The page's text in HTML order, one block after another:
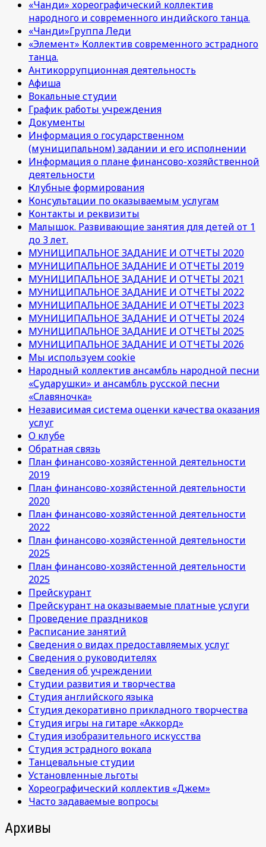
«Чанди» хореографический коллектив
народного и современного индийского танца.
«Чанди»Группа Леди
«Элемент» Коллектив современного эстрадного
танца.
Антикоррупционная деятельность
Афиша
Вокальные студии
График работы учреждения
Документы
Информация о государственном
(муниципальном) задании и его исполнении
Информация о плане финансово-хозяйственной
деятельности
Клубные формирования
Консультации по оказываемым услугам
Контакты и реквизиты
Малышок. Развивающие занятия для детей от 1
до 3 лет.
МУНИЦИПАЛЬНОЕ ЗАДАНИЕ И ОТЧЕТЫ 2020
МУНИЦИПАЛЬНОЕ ЗАДАНИЕ И ОТЧЕТЫ 2019
МУНИЦИПАЛЬНОЕ ЗАДАНИЕ И ОТЧЕТЫ 2021
МУНИЦИПАЛЬНОЕ ЗАДАНИЕ И ОТЧЕТЫ 2022
МУНИЦИПАЛЬНОЕ ЗАДАНИЕ И ОТЧЕТЫ 2023
МУНИЦИПАЛЬНОЕ ЗАДАНИЕ И ОТЧЕТЫ 2024
МУНИЦИПАЛЬНОЕ ЗАДАНИЕ И ОТЧЕТЫ 2025
МУНИЦИПАЛЬНОЕ ЗАДАНИЕ И ОТЧЕТЫ 2026
Мы используем cookie
Народный коллектив ансамбль народной песни
«Сударушки» и ансамбль русской песни
«Славяночка»
Независимая система оценки качества оказания
услуг
О клубе
Обратная связь
План финансово-хозяйстенной деятельности
2019
План финансово-хозяйстенной деятельности
2020
План финансово-хозяйстенной деятельности
2022
План финансово-хозяйстенной деятельности
2025
План финансово-хозяйстенной деятельности
2025
Прейскурант
Прейскурант на оказываемые платные услуги
Проведение праздников
Расписание занятий
Сведения о видах предоставляемых услуг
Сведения о руководителях
Сведения об учреждении
Студии развития и творчества
Студия английского языка
Студия декоративно прикладного творчества
Студия игры на гитаре «Аккорд»
Студия изобразительного искусства
Студия эстрадного вокала
Танцевальные студии
Установленные льготы
Хореографический коллектив «Джем»
Часто задаваемые вопросы
Архивы